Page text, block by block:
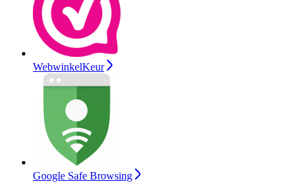
WebwinkelKeur
Google Safe Browsing